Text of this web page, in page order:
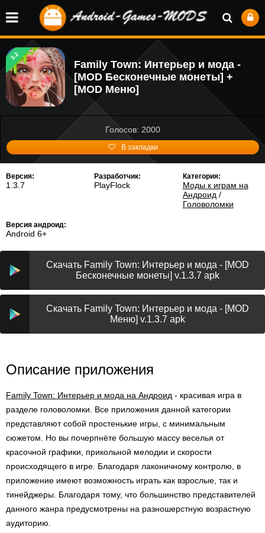
3.2
Family Town: Интерьер и мода -
[MOD Бесконечные монеты] +
[MOD Меню]
Голосов: 2000
В закладки
Версия:
1.3.7
Разработчик:
PlayFlock
Категория:
Моды к играм на
Андроид /
Головоломки
Версия андроид:
Android 6+
Скачать Family Town: Интерьер и мода - [MOD
Бесконечные монеты] v.1.3.7 apk
Скачать Family Town: Интерьер и мода - [MOD
Меню] v.1.3.7 apk
Описание приложения
Family Town: Интерьер и мода на Андроид - красивая игра в
разделе головоломки. Все приложения данной категории
представляют собой простенькие игры, с минимальным
сюжетом. Но вы почерпнёте большую массу веселья от
красочной графики, прикольной мелодии и скорости
происходящего в игре. Благодаря лаконичному контролю, в
приложение имеют возможность играть как взрослые, так и
тинейджеры. Благодаря тому, что большинство представителей
данного жанра предусмотрены на разношерстную возрастную
аудиторию.